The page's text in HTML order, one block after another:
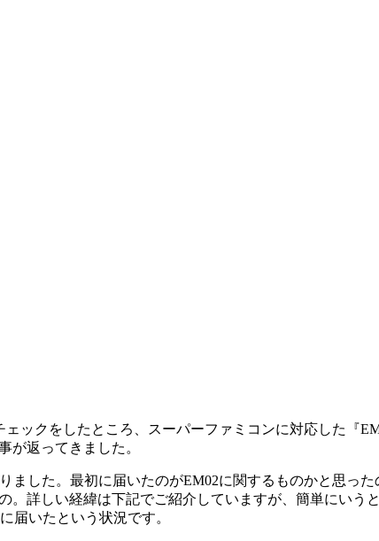
ックをしたところ、スーパーファミコンに対応した『
が返ってきました。
した。最初に届いたのがEM02に関するものかと思っ
詳しい経緯は下記でご紹介していますが、簡単にいう
届いたという状況です。